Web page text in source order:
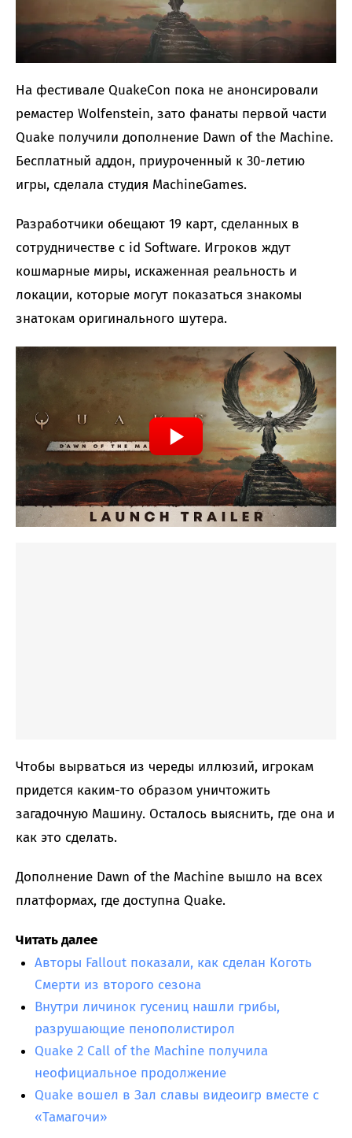
На фестивале QuakeCon пока не анонсировали
ремастер Wolfenstein, зато фанаты первой части
Quake получили дополнение Dawn of the Machine.
Бесплатный аддон, приуроченный к 30-летию
игры, сделала студия MachineGames.
Разработчики обещают 19 карт, сделанных в
сотрудничестве с id Software. Игроков ждут
кошмарные миры, искаженная реальность и
локации, которые могут показаться знакомы
знатокам оригинального шутера.
Чтобы вырваться из череды иллюзий, игрокам
придется каким-то образом уничтожить
загадочную Машину. Осталось выяснить, где она и
как это сделать.
Дополнение Dawn of the Machine вышло на всех
платформах, где доступна Quake.
Читать далее
Авторы Fallout показали, как сделан Коготь
Смерти из второго сезона
Внутри личинок гусениц нашли грибы,
разрушающие пенополистирол
Quake 2 Call of the Machine получила
неофициальное продолжение
Quake вошел в Зал славы видеоигр вместе с
«Тамагочи»